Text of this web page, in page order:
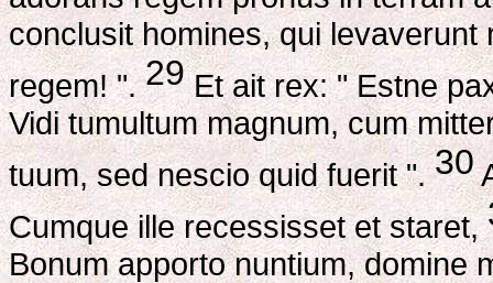
conclusit homines, qui
regem! ".29Et ait rex: " Estne
Vidi tumultum magnum, cum
tuum, sed nescio quid fuerit ".30
Cumque ille recessisset et staret,
Bonum apporto nuntium, domine